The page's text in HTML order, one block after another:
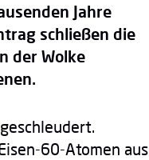
Jahre
schließen die
der Wolke
60-Atomen aus